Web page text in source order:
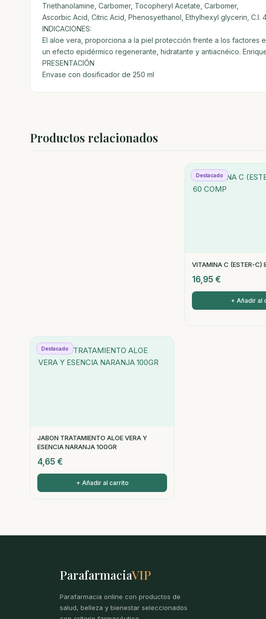
Triethanolamine, Carbomer, Tocopheryl Acetate, Carbomer,
Ascorbic Acid, Citric Acid, Phenosyethanol, Ethylhexyl glycerin, C.I.
INDICACIONES:
El aloe vera, proporciona a la piel protección frente a los factores
un efecto epidérmico regenerante, hidratante y antiacnéico.
PRESENTACIÓN
Envase con dosificador de 250 ml
Productos relacionados
Destacado
VITAMINA C (ESTER-C)
16,95 €
+ Añadir al
Destacado
JABON TRATAMIENTO ALOE VERA Y
ESENCIA NARANJA 100GR
4,65 €
+ Añadir al carrito
ParafarmaciaVIP
Parafarmacia online con productos de
salud, belleza y bienestar seleccionados